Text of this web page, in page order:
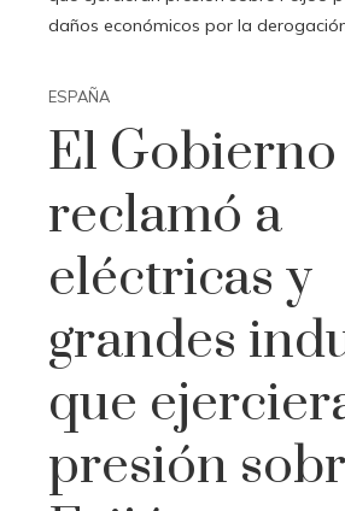
daños económicos por la
ESPAÑA
El Gobierno
reclamó a
eléctricas y
grandes
que
presión